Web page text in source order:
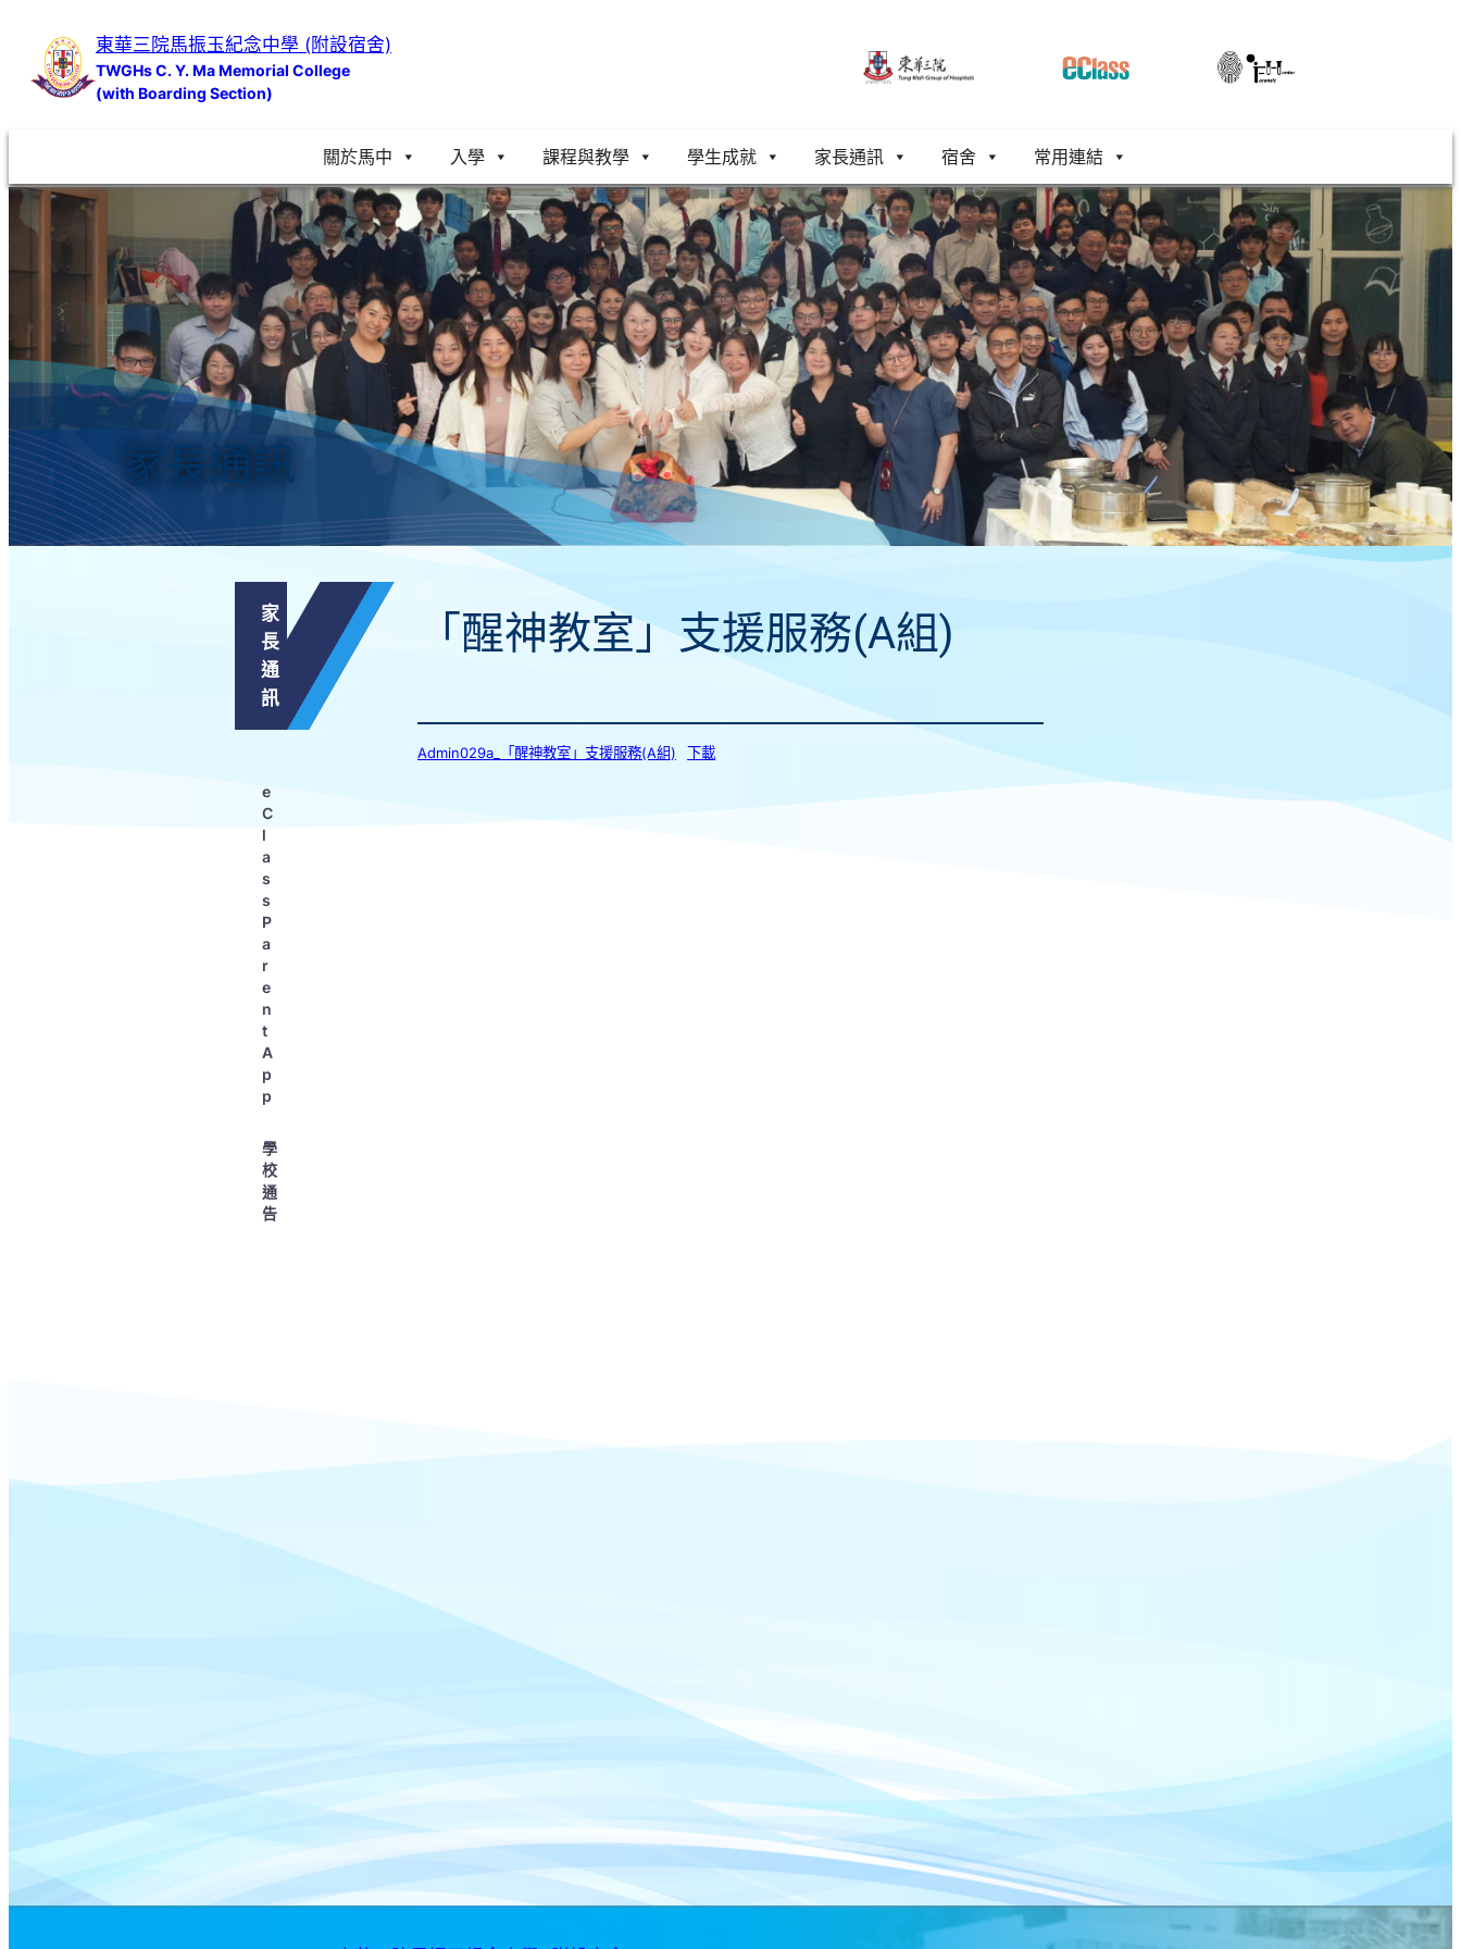
內
東華三院馬振玉紀念中學 (附設宿舍)
TWGHs C. Y. Ma Memorial College
(with Boarding Section)
關於馬中 入學 課程與教學 學生成就 家長通訊 宿舍 常用連結
家長通訊
家
長
通
訊
e
C
l
a
s
s
P
a
r
e
n
t
A
p
p
學
校
通
告
「醒神教室」支援服務(A組)
Admin029a_「醒神教室」支援服務(A組) 下載